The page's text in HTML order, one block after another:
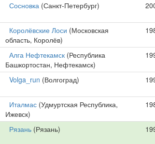
Сосновка(Санкт-Петербург)
Королёвские Лоси (Московская
область, Королёв)
Алга Нефтекамск(Республика
Башкортостан, Нефтекамск)
Volga_run (Волгоград)
Италмас(Удмуртская Республика,
Ижевск)
Рязань(Рязань)